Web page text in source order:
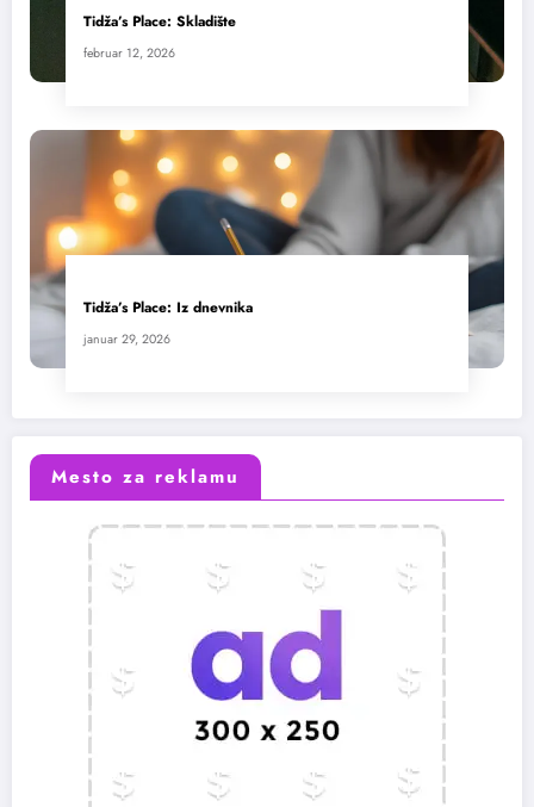
Tidža’s Place: Skladište
februar 12, 2026
Tidža’s Place: Iz dnevnika
januar 29, 2026
Mesto za reklamu